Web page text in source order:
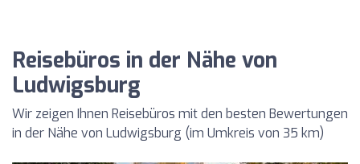
Reisebüros in der Nähe von
Ludwigsburg
Wir zeigen Ihnen Reisebüros mit den besten Bewertungen
in der Nähe von Ludwigsburg (im Umkreis von 35 km)